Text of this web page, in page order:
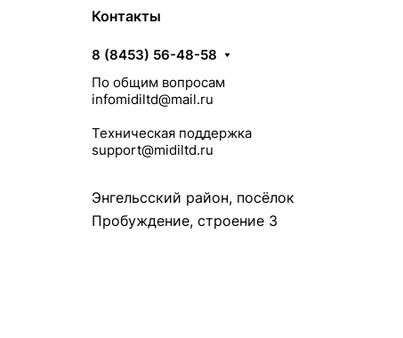
Контакты
8 (8453) 56-48-58
По общим вопросам
infomidiltd@mail.ru
Техническая поддержка
support@midiltd.ru
Энгельсский район, посёлок
Пробуждение, строение 3